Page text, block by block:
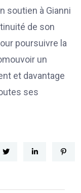
soutien à Gianni
de son
poursuivre la
un
et davantage
ses